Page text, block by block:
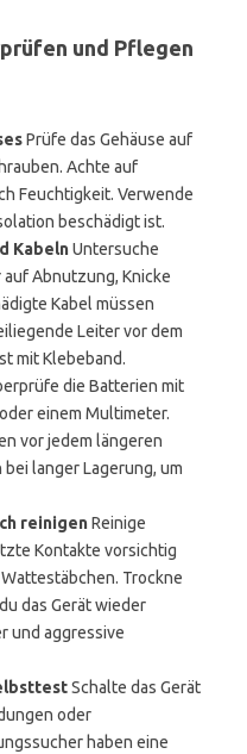
und Pflegen
Prüfe das Gehäuse auf
Achte auf
Feuchtigkeit. Verwende
beschädigt ist.
KabelnUntersuche
Abnutzung, Knicke
Kabel müssen
Leiter vor dem
mit Klebeband.
die Batterien mit
einem Multimeter.
vor jedem längeren
langer Lagerung, um
reinigenReinige
Kontakte vorsichtig
Trockne
das Gerät wieder
und aggressive
Schalte das Gerät
oder
haben eine